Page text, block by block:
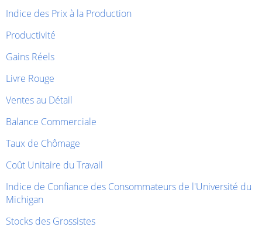
Indice des Prix à la Production
Productivité
Gains Réels
Livre Rouge
Ventes au Détail
Balance Commerciale
Taux de Chômage
Coût Unitaire du Travail
Indice de Confiance des Consommateurs de l'Université du
Michigan
Stocks des Grossistes